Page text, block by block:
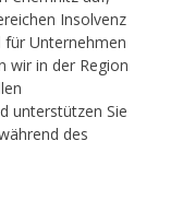
Insolvenz
für Unternehmen
wir in der Region
unterstützen Sie
des